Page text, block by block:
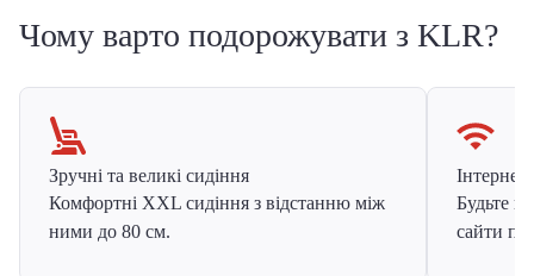
Чому варто подорожувати з KLR?
Зручні та великі сидіння
Комфортні XXL сидіння з відстанню між
ними до 80 см.
Інтернет
Будьте
сайти